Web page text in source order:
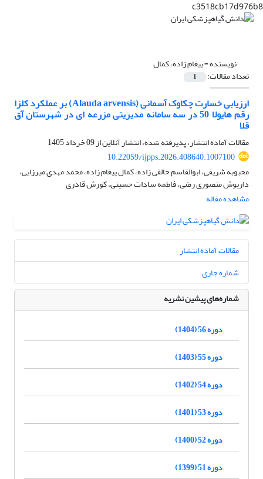
c3518cb17d976b8
نویسنده =پیغام زاده، کمال
تعداد مقالات: 1
ارزیابی خسارت چکاوک آسمانی (Alauda arvensis) بر عملکرد کلزا
رقم هایولا 50 در سه سامانه مدیریتی مزرعه‌ ای در شهرستان آق
قلا
مقالات آماده انتشار، پذیرفته شده، انتشار آنلاین از09 خرداد 1405
10.22059/ijpps.2026.408640.1007100
محبوبه شریفی، ابوالقاسم خالقی زاده، کمال پیغام زاده، محمد مهدی میرزایی،
داریوش منصوری رضی، فاطمه سادات حسینی، کورش قادری
مشاهده مقاله
مقالات آماده انتشار
شماره جاری
شماره‌های پیشین نشریه
دوره 56 (1404)
دوره 55 (1403)
دوره 54 (1402)
دوره 53 (1401)
دوره 52 (1400)
دوره 51 (1399)